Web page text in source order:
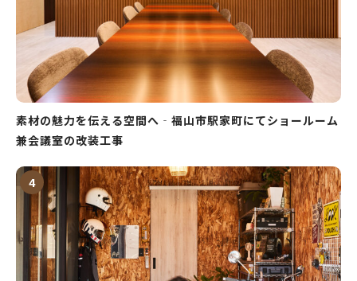
素材の魅力を伝える空間へ‐福山市駅家町にてショールーム
兼会議室の改装工事